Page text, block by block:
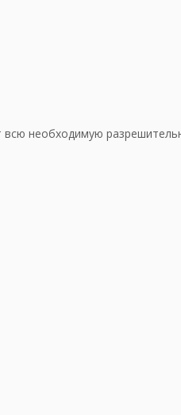
необходимую